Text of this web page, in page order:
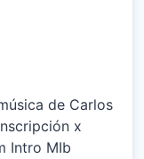
de Carlos
x
Intro MIb